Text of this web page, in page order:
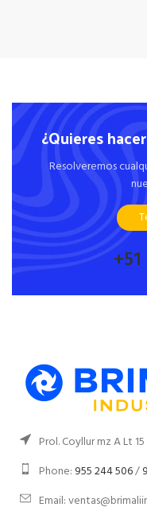
¿Quieres
Resolveremos
Prol. Coyllur mz A Lt
Phone: 955 244 506/
Email: